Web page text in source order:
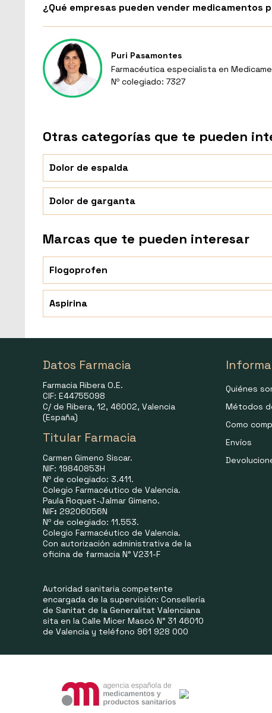
¿Qué empresas pueden vender medicamentos
Puri Pasamontes
Farmacéutica especialista en
Nº colegiado: 7327
Otras categorías que te pueden
Dolor de espalda
Dolor de garganta
Marcas que te pueden interesar
Flogoprofen
Aspirina
Datos Farmacia
Farmacia Ribera O.E.
CIF: E44755098
C/ de Ribera, 12, 46002, Valencia
(España)
Titular Farmacia
Carmen Gimeno Siscar.
NIF: 19840853H
Nº de colegiado: 3.411.
Colegio Farmacéutico de Valencia.
Paula Roquet-Jalmar Gimeno.
NIF: 29206056N
Nº de colegiado: 11.553.
Colegio Farmacéutico de Valencia.
Con autorización administrativa de la
oficina de farmacia N° V231-F
Autoridad sanitaria competente
encargada de la supervisión: Consellería
de Sanitat de la Generalitat Valenciana
sita en la Calle Micer Mascó N° 31 46010
de Valencia y teléfono 961 928 000
Quiénes
Métodos
Como
Envíos